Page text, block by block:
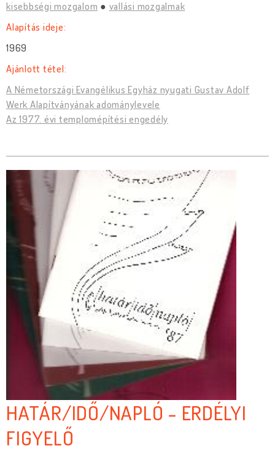
kisebbségi mozgalom
vallási mozgalmak
Alapítás ideje:
1969
Ajánlott tétel:
A Németországi Evangélikus Egyház nyugati Gustav Adolf
Werk Alapítványának adománylevele
Az 1977. évi templomépítési engedély
HATÁR/IDŐ/NAPLÓ - ERDÉLYI
FIGYELŐ